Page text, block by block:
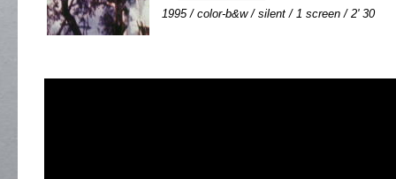
1995 / color-b&w / silent / 1 screen / 2' 30